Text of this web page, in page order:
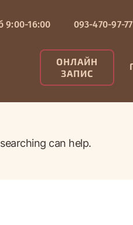
9:00-16:00 093-470-97-77
ОНЛАЙН
ЗАПИС
can help.